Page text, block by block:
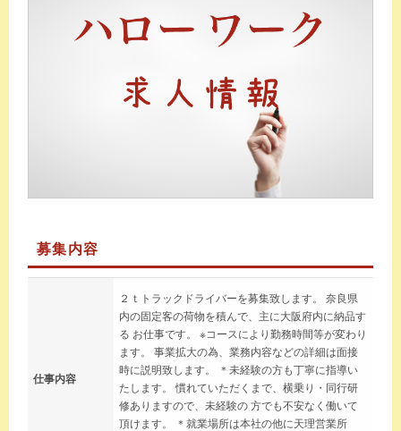
募集内容
仕事内容
２ｔトラックドライバーを募集致します。 奈良県
内の固定客の荷物を積んで、主に大阪府内に納品す
る お仕事です。 ※コースにより勤務時間等が変わり
ます。 事業拡大の為、業務内容などの詳細は面接
時に説明致します。 ＊未経験の方も丁寧に指導い
たします。 慣れていただくまで、横乗り・同行研
修ありますので、未経験の 方でも不安なく働いて
頂けます。 ＊就業場所は本社の他に天理営業所